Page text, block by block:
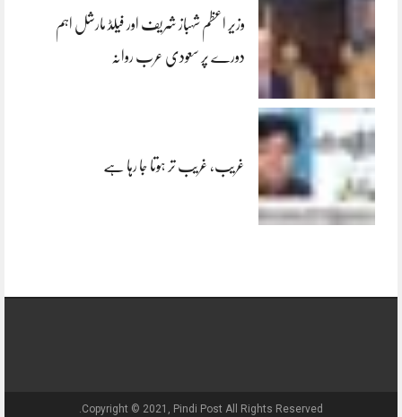
وزیر اعظم شہباز شریف اور فیلڈ مارشل اہم
دورے پر سعودی عرب روانہ
غریب، غریب تر ہوتا جا رہا ہے
Copyright © 2021, Pindi Post All Rights Reserved.